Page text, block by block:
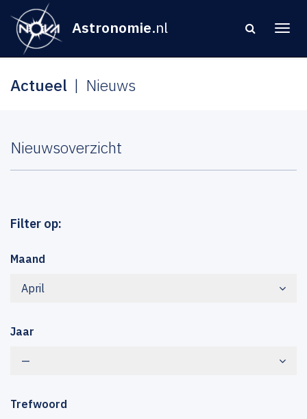
Astronomie.nl
Actueel Nieuws
Nieuwsoverzicht
Filter op:
Maand
April
Jaar
—
Trefwoord